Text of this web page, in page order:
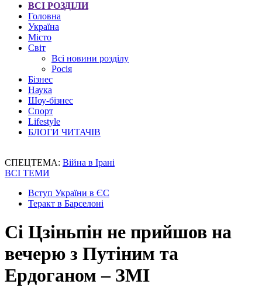
ВСІ РОЗДІЛИ
Головна
Україна
Місто
Світ
Всі новини розділу
Росія
Бізнес
Наука
Шоу-бізнес
Спорт
Lifestyle
БЛОГИ ЧИТАЧІВ
СПЕЦТЕМА: Війна в Ірані
ВСІ ТЕМИ
Вступ України в ЄС
Теракт в Барселоні
Сі Цзіньпін не прийшов на
вечерю з Путіним та
Ердоганом – ЗМІ